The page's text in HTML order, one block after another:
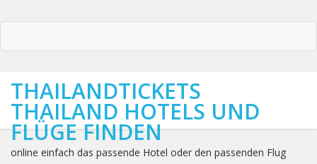
THAILANDTICKETS
THAILAND HOTELS UND
FLÜGE FINDEN
online einfach das passende Hotel oder den passenden Flug